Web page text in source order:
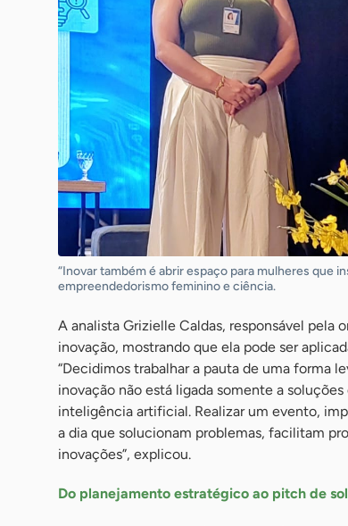
“Inovar também é abrir espaço para mulheres que
empreendedorismo feminino e ciência.
A analista Grizielle Caldas, responsável pela
inovação, mostrando que ela pode ser
“Decidimos trabalhar a pauta de uma forma
inovação não está ligada somente a
inteligência artificial. Realizar um evento,
a dia que solucionam problemas, facilitam
inovações”, explicou.
Do planejamento estratégico ao pitch de